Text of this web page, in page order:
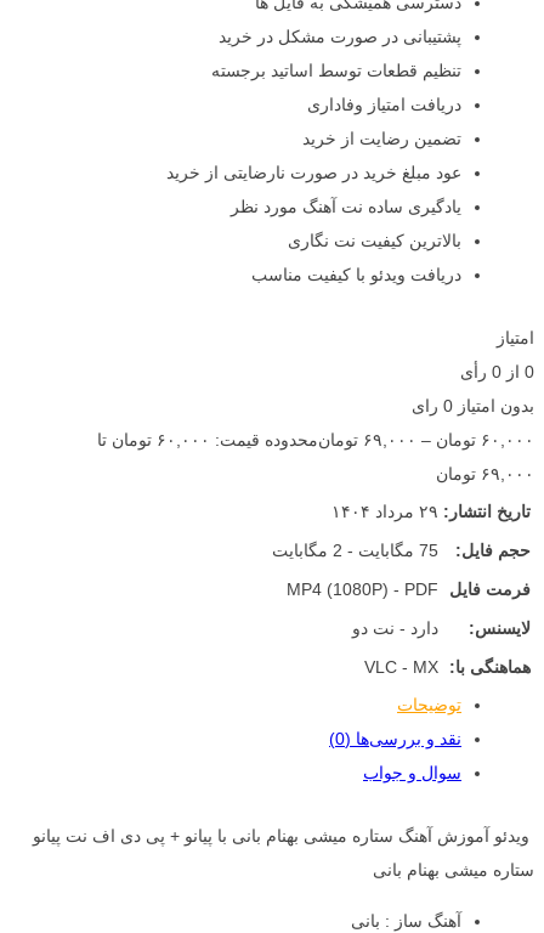
پشتیبانی در صورت مشکل در خرید
تنظیم قطعات توسط اساتید برجسته
دریافت امتیاز وفاداری
تضمین رضایت از خرید
عود مبلغ خرید در صورت نارضایتی از خرید
یادگیری ساده نت آهنگ مورد نظر
بالاترین کیفیت نت نگاری
دریافت ویدئو با کیفیت مناسب
امتیاز
0 از 0 رأی
بدون امتیاز 0 رای
۶۰,۰۰۰ تومان – ۶۹,۰۰۰ تومان
محدوده قیمت: ۶۰,۰۰۰ تومان تا
۶۹,۰۰۰ تومان
تاریخ انتشار: ۲۹ مرداد ۱۴۰۴
حجم فایل:
75 مگابایت - 2 مگابایت
فرمت فایل
MP4 (1080P) - PDF
لایسنس:
دارد - نت دو
هماهنگی با:
VLC - MX
توضیحات
نقد و بررسی‌ها (0)
سوال و جواب
ویدئو آموزش آهنگ ستاره میشی بهنام بانی با پیانو + پی دی اف نت پیانو
ستاره میشی بهنام بانی
آهنگ ساز : بانی